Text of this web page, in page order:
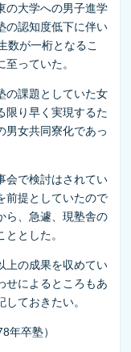
の大学への男子進学
の認知度低下に伴い
数が一桁となるこ
っていた。
の課題としていた女
限り早く実現するた
男女共同寮化であっ
会で検討はされてい
前提としていたので
ら、急遽、現塾舎の
とした。
上の成果を収めてい
せによるところもあ
ておきたい。
年卒塾）